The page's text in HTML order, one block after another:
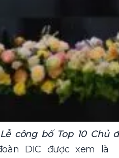
công bố Top 10 Chủ
DIC được xem là